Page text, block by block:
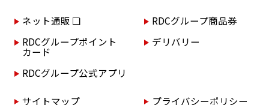
ネット通販 ❏
RDCグループ商品券
RDCグループポイント
カード
デリバリー
RDCグループ公式アプリ
サイトマップ プライバシーポリシー